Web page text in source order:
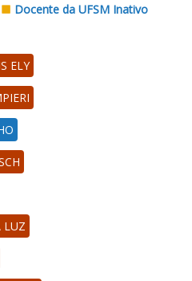
Docente da UFSM Inativo
ELY
LUZ